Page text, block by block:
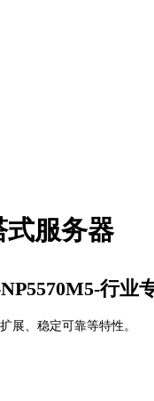
式服务器
行业
展、稳定可靠等特性。